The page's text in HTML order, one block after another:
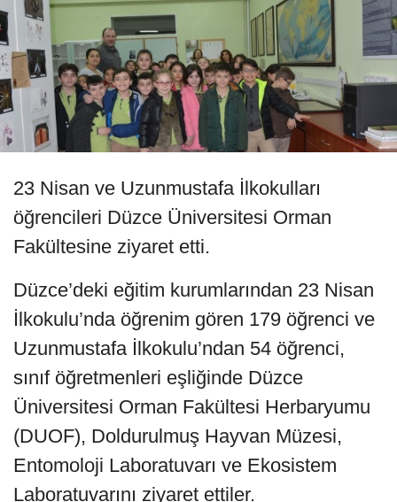
23 Nisan ve Uzunmustafa İlkokulları
öğrencileri Düzce Üniversitesi Orman
Fakültesine ziyaret etti.
Düzce’deki eğitim kurumlarından 23 Nisan
İlkokulu’nda öğrenim gören 179 öğrenci ve
Uzunmustafa İlkokulu’ndan 54 öğrenci,
sınıf öğretmenleri eşliğinde Düzce
Üniversitesi Orman Fakültesi Herbaryumu
(DUOF), Doldurulmuş Hayvan Müzesi,
Entomoloji Laboratuvarı ve Ekosistem
Laboratuvarını ziyaret ettiler.